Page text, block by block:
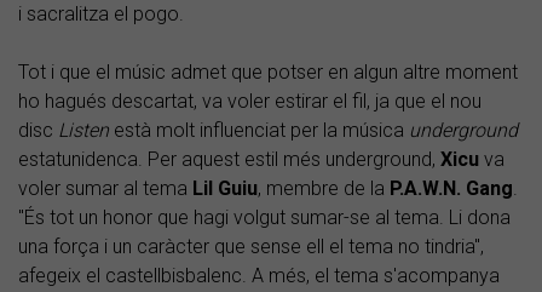
i sacralitza el pogo.
Tot i que el músic admet que potser en algun altre moment
ho hagués descartat, va voler estirar el fil, ja que el nou
disc Listen està molt influenciat per la música underground
estatunidenca. Per aquest estil més underground, Xicu va
voler sumar al tema Lil Guiu, membre de la P.A.W.N. Gang.
"És tot un honor que hagi volgut sumar-se al tema. Li dona
una força i un caràcter que sense ell el tema no tindria",
afegeix el castellbisbalenc. A més, el tema s'acompanya